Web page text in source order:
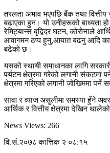
तरलता अभाव भएपछि बैंक तथा
बढाएका हुन। यो उनीहरूको बाध्यता
रेमिट्यान्स बृद्विदर घटन, कोरोनाले
आवागमन ठप्प हुनु,आयात बढनु आदि
बढेको छ।
यसको स्थायी समाधानका लागि
पर्यटन क्षेत्रमा गरेको लगानी संकटमा
क्षेत्रमा गरिएको लगानी जोखिममा पर्ने
सावा र व्याज असुलीमा समस्या हुँने
आर्थिक र वित्तीय क्षेत्रमा देखिन
News Views: 266
वि.सं.२०७८ कात्तिक २ ०८:१५